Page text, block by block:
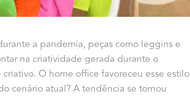
a pandemia, peças como leggins e
na criatividade gerada durante o
O home office favoreceu esse estilo
cenário atual? A tendência se tornou